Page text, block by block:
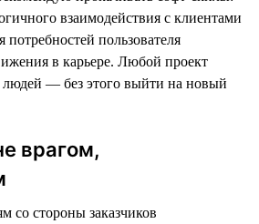
взаимодействия с клиентами
пользователя
в карьере. Любой проект
людей — без этого выйти на новый
врагом,
со стороны заказчиков